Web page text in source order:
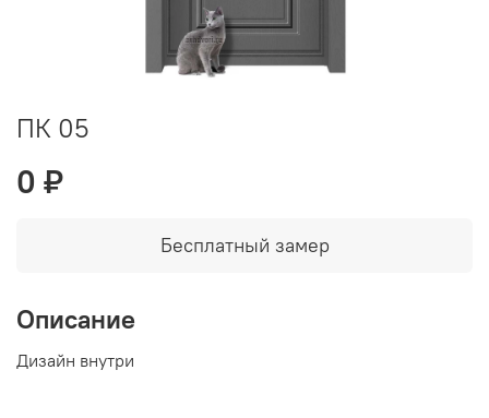
ПК 05
0 ₽
Бесплатный замер
Описание
Дизайн внутри